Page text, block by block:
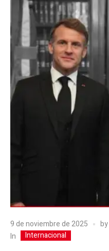
9 de noviembre de 2025 by
In
Internacional